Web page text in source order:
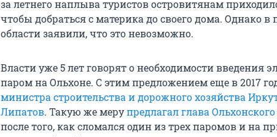
за летнего наплыва туристов островитянам
чтобы добраться с материка до своего дома. Однако в
области заявили, что это невозможно.
Власти уже 5 лет говорят о необходимости введения
паром на Ольхоне. С этим предложением еще в 2017
министра строительства и дорожного хозяйства
Липатов. Такую же мерупредлагал глава
после того, как сломался один из трех паромов и на